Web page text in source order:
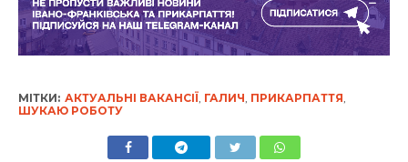
МІТКИ: АКТУАЛЬНІ ВАКАНСІЇ, ГАЛИЧ ПРИКАРПАТТЯ
ШУКАЮ РОБОТУ